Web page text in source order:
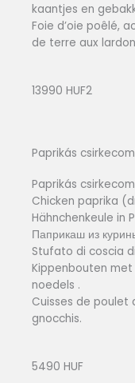
kaantjes en
Foie d’oie poêlé,
de terre aux
13990 HUF2
Paprikás
Paprikás
Chicken paprika
Hähnchenkeule in
Паприкаш из
Stufato di coscia
Kippenbouten
noedels .
Cuisses de poulet
gnocchis.
5490 HUF